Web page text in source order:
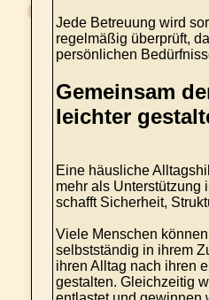
Jede Betreuung wird
regelmäßig überprüft,
persönlichen
Gemeinsam
leichter
Eine häusliche
mehr als Unterstützung
schafft Sicherheit,
Viele Menschen
selbstständig in ihrem
ihren Alltag nach ihren
gestalten. Gleichzeitig